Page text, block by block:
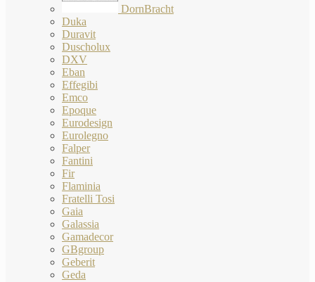
DornBracht
Duka
Duravit
Duscholux
DXV
Eban
Effegibi
Emco
Epoque
Eurodesign
Eurolegno
Falper
Fantini
Fir
Flaminia
Fratelli Tosi
Gaia
Galassia
Gamadecor
GBgroup
Geberit
Geda